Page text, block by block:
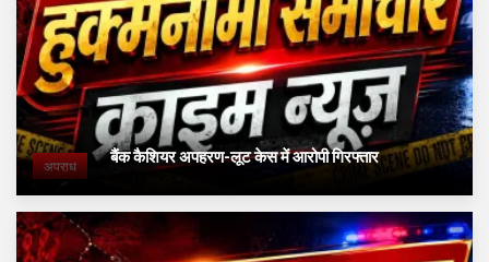
अपराध बैंक कैशियर अपहरण-लूट केस में आरोपी गिरफ्तार